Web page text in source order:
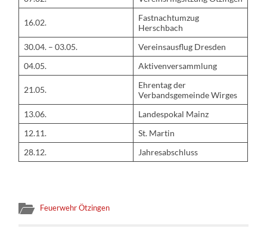
16.02.
Fastnachtumzug
Herschbach
30.04. – 03.05.
Vereinsausflug Dresden
04.05.
Aktivenversammlung
21.05.
Ehrentag der
Verbandsgemeinde Wirges
13.06.
Landespokal Mainz
12.11.
St. Martin
28.12.
Jahresabschluss
Feuerwehr Ötzingen